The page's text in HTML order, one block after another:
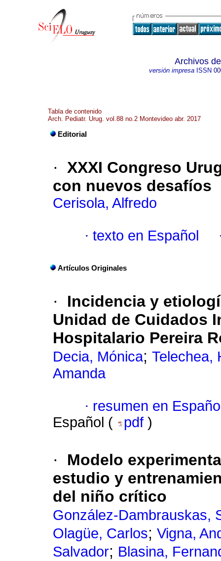
Archivos
versión impresaISSN
Tabla de contenido
Arch. Pediatr. Urug. vol.88 no.2 Montevideo abr. 2017
Editorial
· XXXI Congreso
con nuevos desafíos
Cerisola, Alfredo
· texto en Español
Artículos Originales
·
Incidencia y
Unidad de Cuidados
Hospitalario Pereira
Decia, Mónica; Telechea,
Amanda
· resumen en
Español (
pdf )
·
Modelo
estudio y
del niño crítico
González-Dambrauskas,
Olagüe, Carlos; Vigna,
Salvador; Blasina,